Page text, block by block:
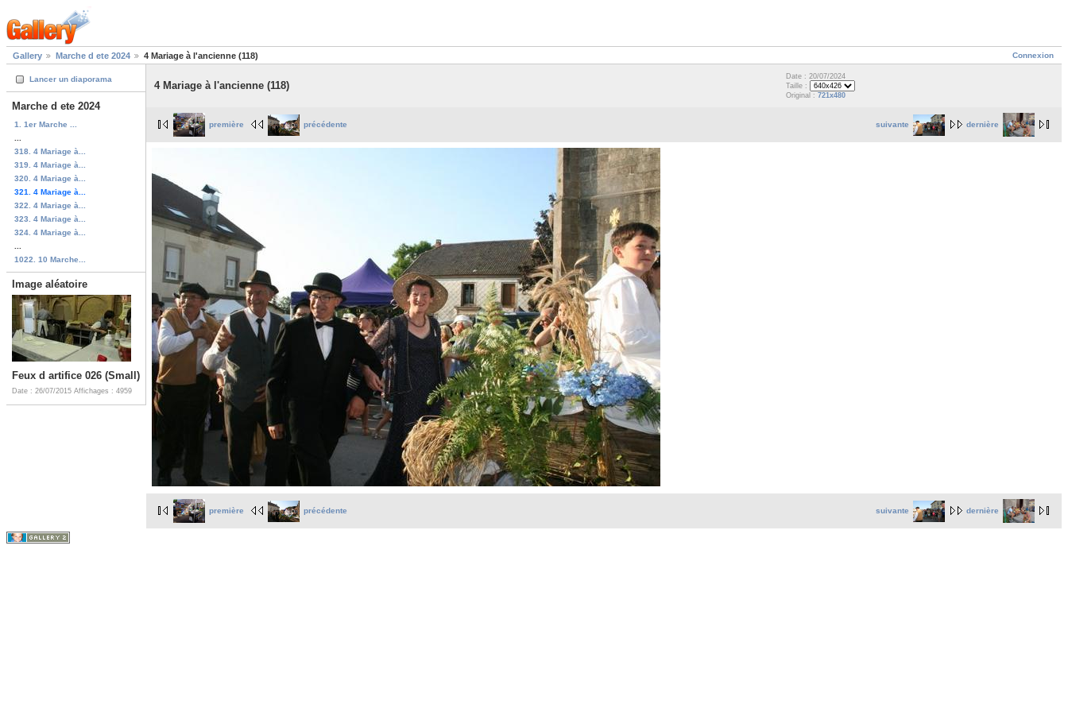
Connexion
Gallery Marche d ete 2024 4 Mariage à l'ancienne (118)
Lancer un diaporama
Marche d ete 2024
1. 1er Marche ...
318. 4 Mariage à...
319. 4 Mariage à...
320. 4 Mariage à...
321. 4 Mariage à...
322. 4 Mariage à...
323. 4 Mariage à...
324. 4 Mariage à...
1022. 10 Marche...
Image aléatoire
Feux d artifice 026 (Small)
Date : 26/07/2015 Affichages : 4959
4 Mariage à l'ancienne (118)
Date : 20/07/2024
Taille :
Original : 721x480
suivante dernière
première précédente
suivante dernière
première précédente